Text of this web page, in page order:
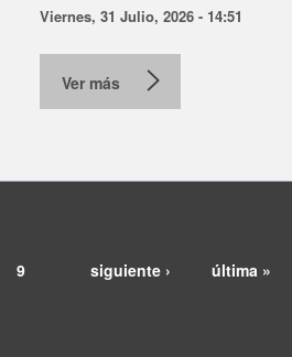
Viernes, 31 Julio, 2026 - 14:51
Ver más
9 siguiente › última »